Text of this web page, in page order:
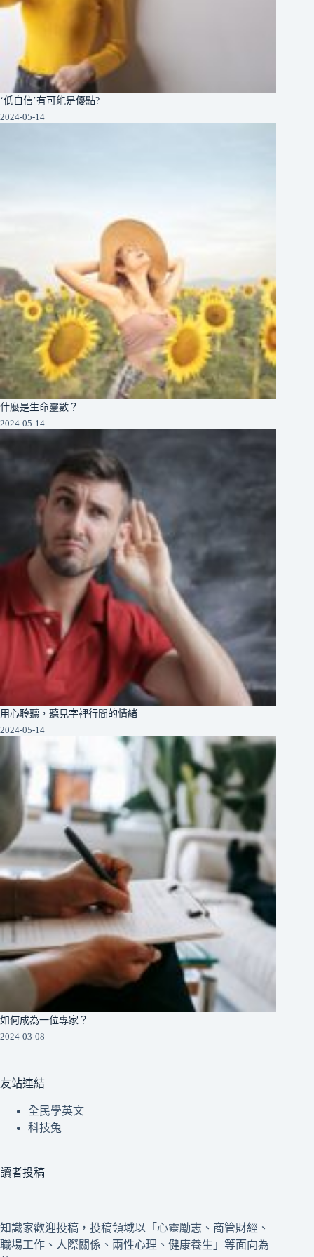
‘低自信’有可能是優點?
2024-05-14
什麼是生命靈數？
2024-05-14
用心聆聽，聽見字裡行間的情緒
2024-05-14
如何成為一位專家？
2024-03-08
友站連結
全民學英文
科技兔
讀者投稿
知識家歡迎投稿，投稿領域以「心靈勵志、商管財經、
職場工作、人際關係、兩性心理、健康養生」等面向為